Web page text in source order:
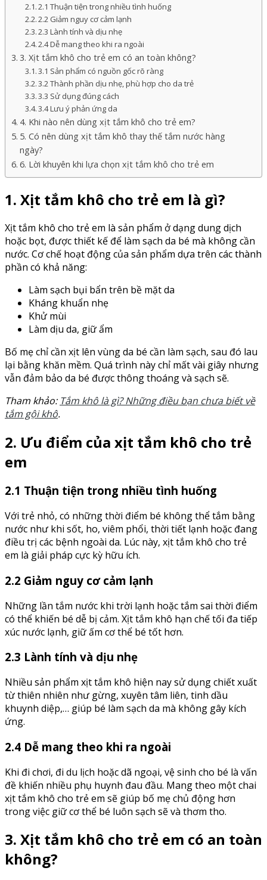
2.1 Thuận tiện trong nhiều tình huống
2.2 Giảm nguy cơ cảm lạnh
2.3 Lành tính và dịu nhẹ
2.4 Dễ mang theo khi ra ngoài
3. Xịt tắm khô cho trẻ em có an toàn không?
3.1 Sản phẩm có nguồn gốc rõ ràng
3.2 Thành phần dịu nhẹ, phù hợp cho da trẻ
3.3 Sử dụng đúng cách
3.4 Lưu ý phản ứng da
4. Khi nào nên dùng xịt tắm khô cho trẻ em?
5. Có nên dùng xịt tắm khô thay thế tắm nước hàng
ngày?
6. Lời khuyên khi lựa chọn xịt tắm khô cho trẻ em
1. Xịt tắm khô cho trẻ em là gì?
Xịt tắm khô cho trẻ em là sản phẩm ở dạng dung dịch
hoặc bọt, được thiết kế để làm sạch da bé mà không cần
nước. Cơ chế hoạt động của sản phẩm dựa trên các thành
phần có khả năng:
Làm sạch bụi bẩn trên bề mặt da
Kháng khuẩn nhẹ
Khử mùi
Làm dịu da, giữ ẩm
Bố mẹ chỉ cần xịt lên vùng da bé cần làm sạch, sau đó lau
lại bằng khăn mềm. Quá trình này chỉ mất vài giây nhưng
vẫn đảm bảo da bé được thông thoáng và sạch sẽ.
Tham khảo: Tắm khô là gì? Những điều bạn chưa biết về
tắm gội khô.
2. Ưu điểm của xịt tắm khô cho trẻ
em
2.1 Thuận tiện trong nhiều tình huống
Với trẻ nhỏ, có những thời điểm bé không thể tắm bằng
nước như khi sốt, ho, viêm phổi, thời tiết lạnh hoặc đang
điều trị các bệnh ngoài da. Lúc này, xịt tắm khô cho trẻ
em là giải pháp cực kỳ hữu ích.
2.2 Giảm nguy cơ cảm lạnh
Những lần tắm nước khi trời lạnh hoặc tắm sai thời điểm
có thể khiến bé dễ bị cảm. Xịt tắm khô hạn chế tối đa tiếp
xúc nước lạnh, giữ ấm cơ thể bé tốt hơn.
2.3 Lành tính và dịu nhẹ
Nhiều sản phẩm xịt tắm khô hiện nay sử dụng chiết xuất
từ thiên nhiên như gừng, xuyên tâm liên, tinh dầu
khuynh diệp,… giúp bé làm sạch da mà không gây kích
ứng.
2.4 Dễ mang theo khi ra ngoài
Khi đi chơi, đi du lịch hoặc dã ngoại, vệ sinh cho bé là vấn
đề khiến nhiều phụ huynh đau đầu. Mang theo một chai
xịt tắm khô cho trẻ em sẽ giúp bố mẹ chủ động hơn
trong việc giữ cơ thể bé luôn sạch sẽ và thơm tho.
3. Xịt tắm khô cho trẻ em có an toàn
không?